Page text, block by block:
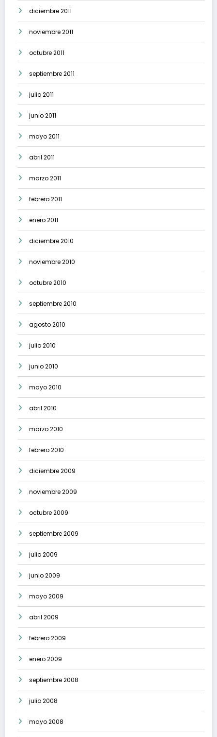
diciembre 2011
noviembre 2011
octubre 2011
septiembre 2011
julio 2011
junio 2011
mayo 2011
abril 2011
marzo 2011
febrero 2011
enero 2011
diciembre 2010
noviembre 2010
octubre 2010
septiembre 2010
agosto 2010
julio 2010
junio 2010
mayo 2010
abril 2010
marzo 2010
febrero 2010
diciembre 2009
noviembre 2009
octubre 2009
septiembre 2009
julio 2009
junio 2009
mayo 2009
abril 2009
febrero 2009
enero 2009
septiembre 2008
julio 2008
mayo 2008